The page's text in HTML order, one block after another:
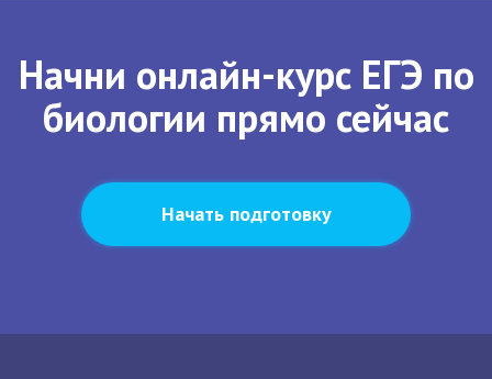
Начни онлайн-курс ЕГЭ по
биологии прямо сейчас
Начать подготовку